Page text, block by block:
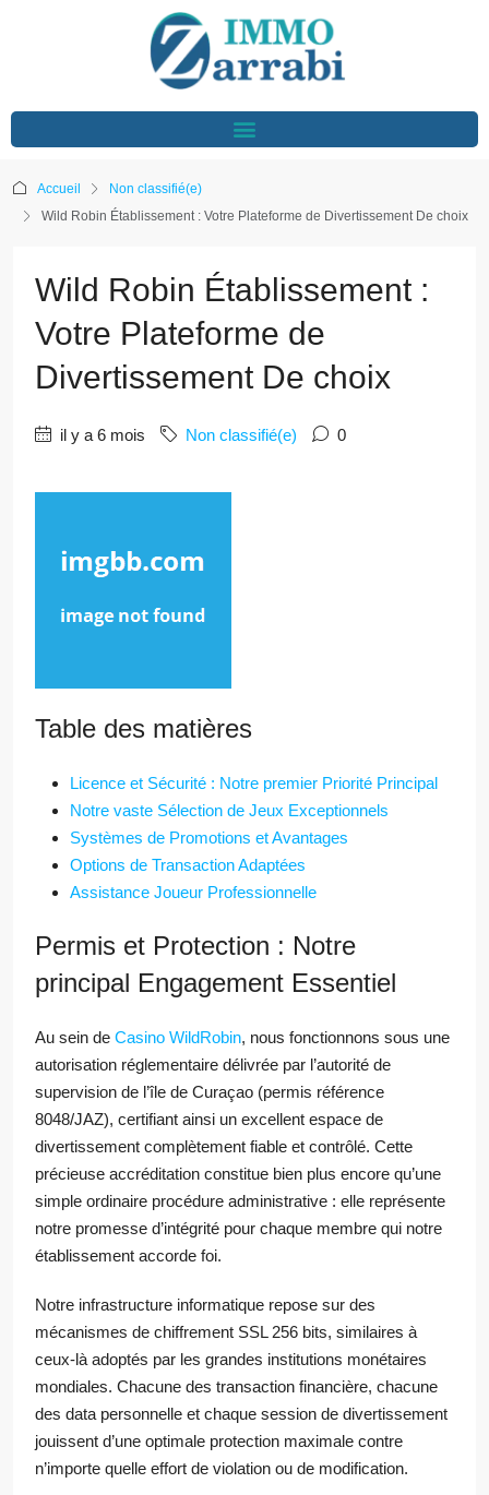
Accueil
Non classifié(e)
Wild Robin Établissement : Votre Plateforme de Divertissement De choix
Wild Robin Établissement :
Votre Plateforme de
Divertissement De choix
il y a 6 mois Non classifié(e) 0
Table des matières
Licence et Sécurité : Notre premier Priorité Principal
Notre vaste Sélection de Jeux Exceptionnels
Systèmes de Promotions et Avantages
Options de Transaction Adaptées
Assistance Joueur Professionnelle
Permis et Protection : Notre
principal Engagement Essentiel
Au sein de Casino WildRobin, nous fonctionnons sous une
autorisation réglementaire délivrée par l’autorité de
supervision de l’île de Curaçao (permis référence
8048/JAZ), certifiant ainsi un excellent espace de
divertissement complètement fiable et contrôlé. Cette
précieuse accréditation constitue bien plus encore qu’une
simple ordinaire procédure administrative : elle représente
notre promesse d’intégrité pour chaque membre qui notre
établissement accorde foi.
Notre infrastructure informatique repose sur des
mécanismes de chiffrement SSL 256 bits, similaires à
ceux-là adoptés par les grandes institutions monétaires
mondiales. Chacune des transaction financière, chacune
des data personnelle et chaque session de divertissement
jouissent d’une optimale protection maximale contre
n’importe quelle effort de violation ou de modification.